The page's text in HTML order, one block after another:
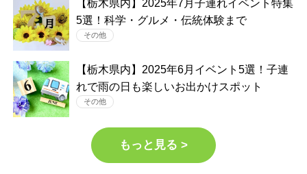
【栃木県内】2025年7月子連れイベント特集
5選！科学・グルメ・伝統体験まで
その他
【栃木県内】2025年6月イベント5選！子連
れで雨の日も楽しいお出かけスポット
その他
もっと見る >